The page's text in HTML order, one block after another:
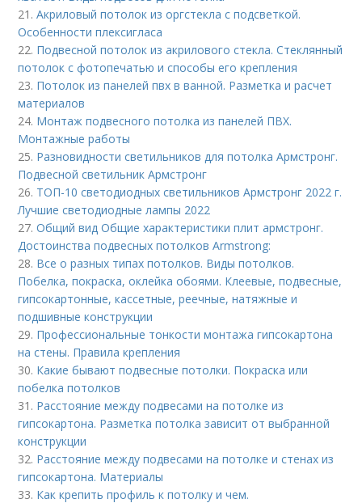
21.Акриловый потолок из оргстекла с подсветкой.
Особенности плексигласа
22. Подвесной потолок из акрилового стекла. Стеклянный
потолок с фотопечатью и способы его крепления
23. Потолок из панелей пвх в ванной. Разметка и расчет
материалов
24. Монтаж подвесного потолка из панелей ПВХ.
Монтажные работы
25. Разновидности светильников для потолка Армстронг.
Подвесной светильник Армстронг
26. ТОП-10 светодиодных светильников Армстронг 2022 г.
Лучшие светодиодные лампы 2022
27.Общий вид Общие характеристики плит армстронг.
Достоинства подвесных потолков Armstrong:
28. Все о разных типах потолков. Виды потолков.
Побелка, покраска, оклейка обоями. Клеевые, подвесные,
гипсокартонные, кассетные, реечные, натяжные и
подшивные конструкции
29. Профессиональные тонкости монтажа гипсокартона
на стены. Правила крепления
30. Какие бывают подвесные потолки. Покраска или
побелка потолков
31. Расстояние между подвесами на потолке из
гипсокартона. Разметка потолка зависит от выбранной
конструкции
32. Расстояние между подвесами на потолке и стенах из
гипсокартона. Материалы
33. Как крепить профиль к потолку и чем.